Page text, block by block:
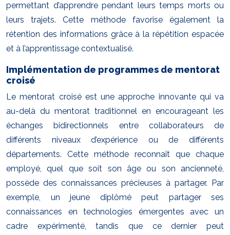
permettant d’apprendre pendant leurs temps morts ou
leurs trajets. Cette méthode favorise également la
rétention des informations grâce à la répétition espacée
et à l’apprentissage contextualisé.
Implémentation de programmes de mentorat
croisé
Le mentorat croisé est une approche innovante qui va
au-delà du mentorat traditionnel en encourageant les
échanges bidirectionnels entre collaborateurs de
différents niveaux d’expérience ou de différents
départements. Cette méthode reconnaît que chaque
employé, quel que soit son âge ou son ancienneté,
possède des connaissances précieuses à partager. Par
exemple, un jeune diplômé peut partager ses
connaissances en technologies émergentes avec un
cadre expérimenté, tandis que ce dernier peut